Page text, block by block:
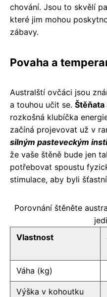
chování. Jsou to skvělí
které jim mohou
zábavy.
Povaha a
Australští ovčáci jsou
a touhou učit se. Štěňata
rozkošná klubíčka
začíná projevovat už v
silným pasteveckým
že vaše štěně bude jen
potřebovat spoustu
stimulace, aby byli
Porovnání štěněte
Vlastnost
Váha (kg)
Výška v kohoutku